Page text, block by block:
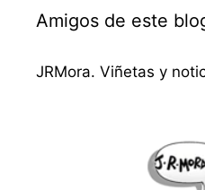
Amigos de este
JRMora. Viñetas y